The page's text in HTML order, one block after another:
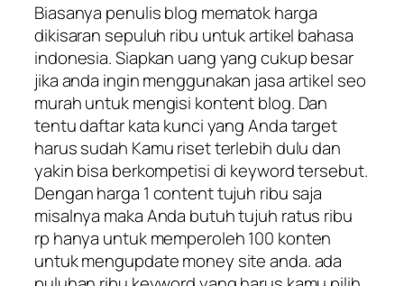
Biasanya penulis blog mematok harga
dikisaran sepuluh ribu untuk artikel bahasa
indonesia. Siapkan uang yang cukup besar
jika anda ingin menggunakan jasa artikel seo
murah untuk mengisi kontent blog. Dan
tentu daftar kata kunci yang Anda target
harus sudah Kamu riset terlebih dulu dan
yakin bisa berkompetisi di keyword tersebut.
Dengan harga 1 content tujuh ribu saja
misalnya maka Anda butuh tujuh ratus ribu
rp hanya untuk memperoleh 100 konten
untuk mengupdate money site anda. ada